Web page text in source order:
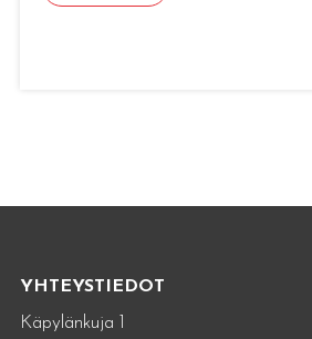
YHTEYSTIEDOT
Käpylänkuja 1